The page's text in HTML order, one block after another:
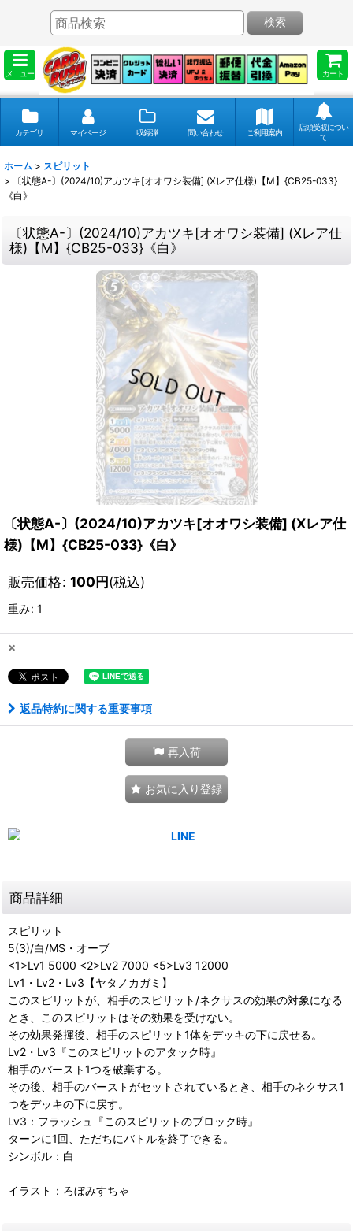
メニュー カート
検索
カテゴリ マイページ 収録弾 問い合わせ ご利用案内
店頭受取につい
て
ホーム > スピリット
>
〔状態A-〕(2024/10)アカツキ[オオワシ装備] (Xレア仕様)【M】{CB25-033}
《白》
〔状態A-〕(2024/10)アカツキ[オオワシ装備] (Xレア仕
様)【M】{CB25-033}《白》
〔状態A-〕(2024/10)アカツキ[オオワシ装備] (Xレア仕
様)【M】{CB25-033}《白》
販売価格: 100円(税込)
重み: 1
×
返品特約に関する重要事項
再入荷
お気に入り登録
商品詳細
スピリット
5(3)/白/MS・オーブ
<1>Lv1 5000 <2>Lv2 7000 <5>Lv3 12000
Lv1・Lv2・Lv3【ヤタノカガミ】
このスピリットが、相手のスピリット/ネクサスの効果の対象になる
とき、このスピリットはその効果を受けない。
その効果発揮後、相手のスピリット1体をデッキの下に戻せる。
Lv2・Lv3『このスピリットのアタック時』
相手のバースト1つを破棄する。
その後、相手のバーストがセットされているとき、相手のネクサス1
つをデッキの下に戻す。
Lv3：フラッシュ『このスピリットのブロック時』
ターンに1回、ただちにバトルを終了できる。
シンボル：白
イラスト：ろぼみすちゃ